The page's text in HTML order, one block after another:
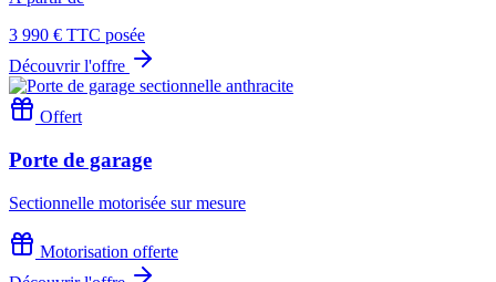
3 990 € TTC posée
Découvrir l'offre
Offert
Porte de garage
Sectionnelle motorisée sur mesure
Motorisation offerte